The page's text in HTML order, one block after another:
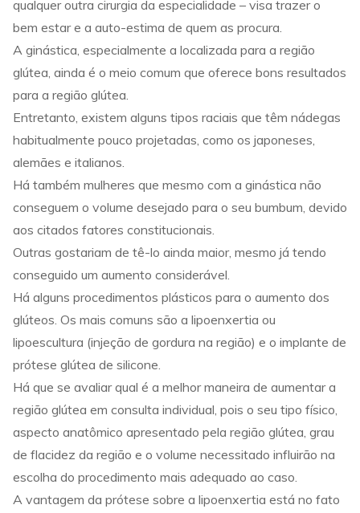
qualquer outra cirurgia da especialidade – visa trazer o
bem estar e a auto-estima de quem as procura.
A ginástica, especialmente a localizada para a região
glútea, ainda é o meio comum que oferece bons resultados
para a região glútea.
Entretanto, existem alguns tipos raciais que têm nádegas
habitualmente pouco projetadas, como os japoneses,
alemães e italianos.
Há também mulheres que mesmo com a ginástica não
conseguem o volume desejado para o seu bumbum, devido
aos citados fatores constitucionais.
Outras gostariam de tê-lo ainda maior, mesmo já tendo
conseguido um aumento considerável.
Há alguns procedimentos plásticos para o aumento dos
glúteos. Os mais comuns são a lipoenxertia ou
lipoescultura (injeção de gordura na região) e o implante de
prótese glútea de silicone.
Há que se avaliar qual é a melhor maneira de aumentar a
região glútea em consulta individual, pois o seu tipo físico,
aspecto anatômico apresentado pela região glútea, grau
de flacidez da região e o volume necessitado influirão na
escolha do procedimento mais adequado ao caso.
A vantagem da prótese sobre a lipoenxertia está no fato